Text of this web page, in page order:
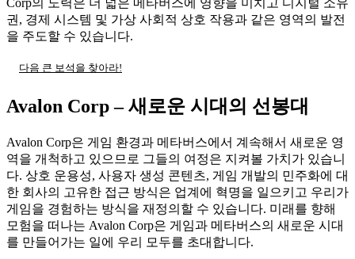
권, 경제 시스템 및 가상 사회적 상호 작용과 같은 영역의 발전
을 주도할 수 있습니다.
다음 큰 보석을 찾아라!
Avalon Corp – 새로운 시대의 선봉대
Avalon Corp은 게임 환경과 메타버스에서 계속해서 새로운 영
역을 개척하고 있으므로 그들의 여정은 지켜볼 가치가 있습니
다. 상호 운용성, 사용자 생성 콘텐츠, 게임 개발의 민주화에 대
한 회사의 고유한 접근 방식은 업계에 혁명을 일으키고 우리가
게임을 경험하는 방식을 재정의할 수 있습니다. 미래를 향해
모험을 떠나는 Avalon Corp은 게임과 메타버스의 새로운 시대
를 만들어가는 일에 우리 모두를 초대합니다.